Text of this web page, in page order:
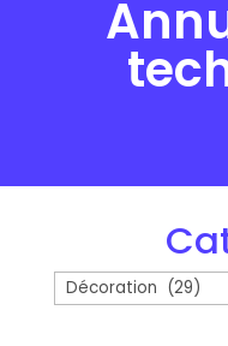
Catégories